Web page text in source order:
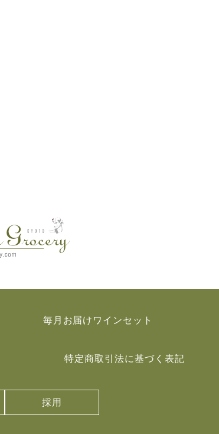
毎月お届けワインセット
特定商取引法に基づく表記
採用